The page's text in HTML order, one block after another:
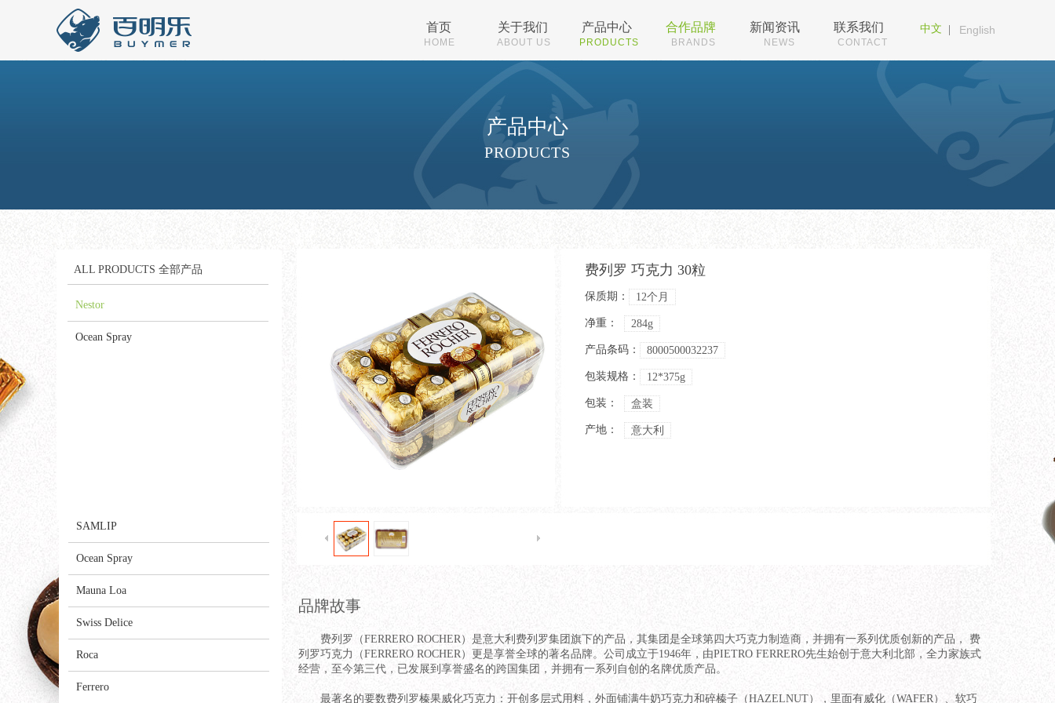
HOME PRODUCTS
首页 关于我们 产品中心 合作品牌 新闻资讯 联系我们
BRANDS NEWS CONTACT
English
中文
ABOUT US
PRODUCTS
产品中心
费列罗 巧克力 30粒
保质期： 12个月
净重： 284g
产品条码： 8000500032237
包装规格： 12*375g
包装： 盒装
产地： 意大利
品牌故事
费列罗（FERRERO ROCHER）是意大利费列罗集团旗下的产品，其集团是全球第四大巧克力制造商，并拥有一系列优质创新的产品， 费
列罗巧克力（FERRERO ROCHER）更是享誉全球的著名品牌。公司成立于1946年，由PIETRO FERRERO先生始创于意大利北部，全力家族式
经营，至今第三代，已发展到享誉盛名的跨国集团，并拥有一系列自创的名牌优质产品。
最著名的要数费列罗榛果威化巧克力：开创多层式用料，外面铺满牛奶巧克力和碎榛子（HAZELNUT），里面有威化（WAFER）、软巧
ALL PRODUCTS 全部产品
Nestor
Bragg
SAMLIP
Ocean Spray
Mauna Loa
Swiss Delice
Roca
Ferrero
ALL PRODUCTS 全部产品
Nestor
Ocean Spray